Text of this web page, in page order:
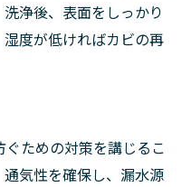
浄後、表面をしっかり
度が低ければカビの再
ための対策を講じるこ
気性を確保し、漏水源